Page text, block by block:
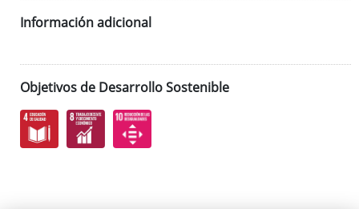
Información adicional
Objetivos de Desarrollo Sostenible